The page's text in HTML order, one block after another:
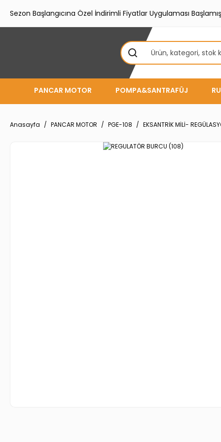
Sezon Başlangıcına Özel İndirimli Fiyatlar Uygulaması
PANCAR MOTOR POMPA&SANTRAFÜJ
Anasayfa PANCAR MOTOR PGE-108 EKSANTRİK MİLİ-